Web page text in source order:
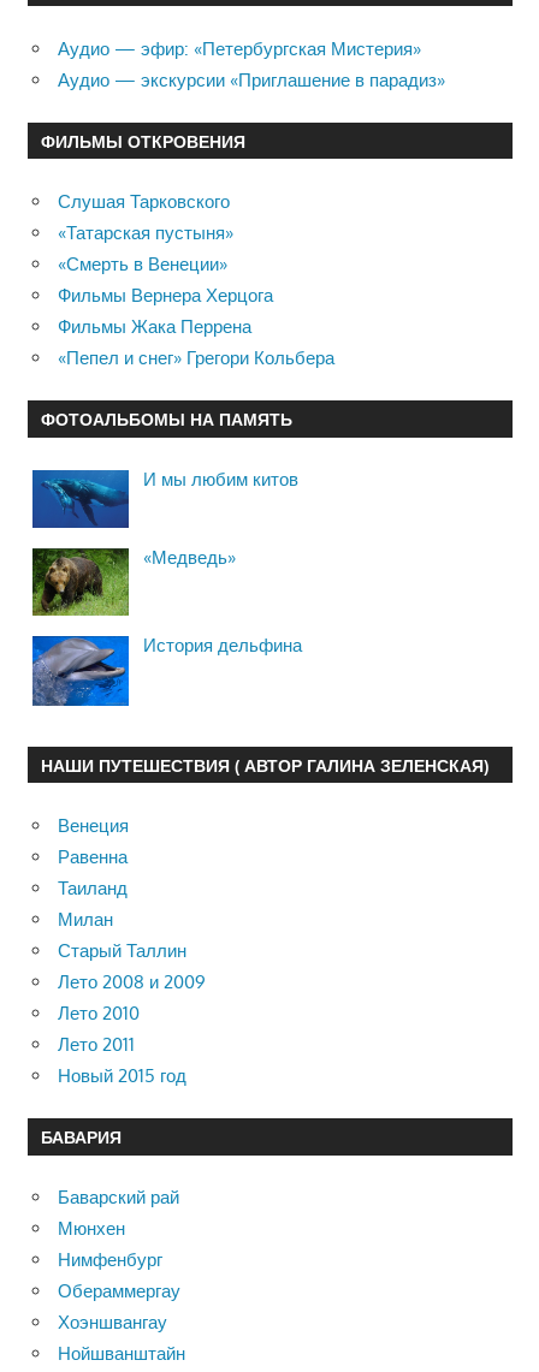
Аудио — эфир: «Петербургская Мистерия»
Аудио — экскурсии «Приглашение в парадиз»
ФИЛЬМЫ ОТКРОВЕНИЯ
Слушая Тарковского
«Татарская пустыня»
«Смерть в Венеции»
Фильмы Вернера Херцога
Фильмы Жака Перрена
«Пепел и снег» Грегори Кольбера
ФОТОАЛЬБОМЫ НА ПАМЯТЬ
И мы любим китов
«Медведь»
История дельфина
НАШИ ПУТЕШЕСТВИЯ ( АВТОР ГАЛИНА ЗЕЛЕНСКАЯ)
Венеция
Равенна
Таиланд
Милан
Старый Таллин
Лето 2008 и 2009
Лето 2010
Лето 2011
Новый 2015 год
БАВАРИЯ
Баварский рай
Мюнхен
Нимфенбург
Обераммергау
Хоэншвангау
Нойшванштайн